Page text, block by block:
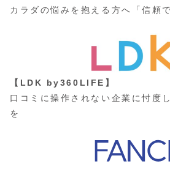
カラダの悩みを抱える方へ「信頼
【LDK by360LIFE】
口コミに操作されない企業に忖度
を